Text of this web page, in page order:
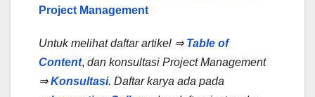
Project Management
Untuk melihat daftar artikel ⇒ Table of
Content, dan konsultasi Project Management
⇒Konsultasi. Daftar karya ada pada